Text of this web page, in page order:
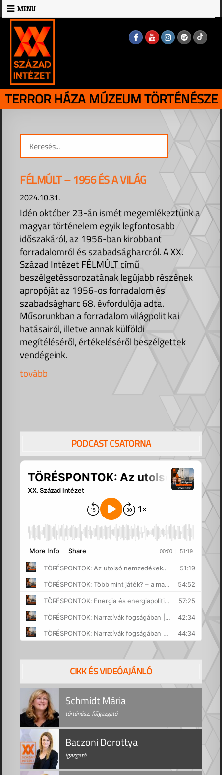
Skip
to
content
MENU
TERROR HÁZA MÚZEUM TÖRTÉNÉSZE
FÉLMÚLT – 1956 ÉS A VILÁG
2024.10.31.
Idén október 23-án ismét megemlékeztünk a
magyar történelem egyik legfontosabb
időszakáról, az 1956-ban kirobbant
forradalomról és szabadságharcról. A XX.
Század Intézet FÉLMÚLT című
beszélgetéssorozatának legújabb részének
apropóját az 1956-os forradalom és
szabadságharc 68. évfordulója adta.
Műsorunkban a forradalom világpolitikai
hatásairól, illetve annak külföldi
megítéléséről, értékeléséről beszélgettek
vendégeink.
tovább
PODCAST CSATORNA
CIKK ÉS VIDEÓAJÁNLÓ
Schmidt Mária
történész, főigazgató
Baczoni Dorottya
igazgató